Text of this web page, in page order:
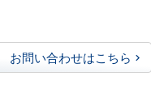
お問い合わせはこちら